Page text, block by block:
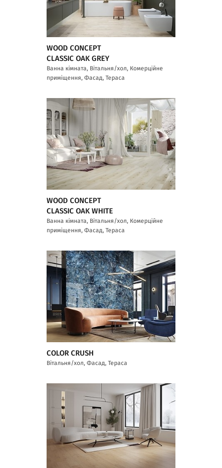
WOOD CONCEPT
CLASSIC OAK GREY
Ванна кімната, Вітальня/хол, Комерційне
приміщення, Фасад, Тераса
WOOD CONCEPT
CLASSIC OAK WHITE
Ванна кімната, Вітальня/хол, Комерційне
приміщення, Фасад, Тераса
COLOR CRUSH
Вітальня/хол, Фасад, Тераса